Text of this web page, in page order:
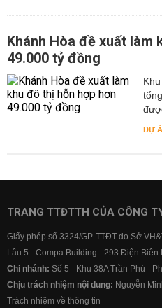
Khánh Hòa đề xuất làm
49.000 tỷ đồng
DỰ
TRANG TTĐTTH CỦA CÔNG
Giấy phép số 3324/GP-TTĐT do Sở
Lầu 5 - Compa Building - 293 Điện Biên
Chi nhánh: Số 5 - Khu 38A Trần Phú -
Chịu trách nhiệm nội dung: Nguyễn
Trách nhiệm về thông tin